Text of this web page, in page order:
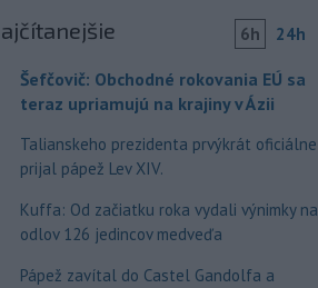
6h 24h
Šefčovič: Obchodné rokovania EÚ sa
teraz upriamujú na krajiny v Ázii
Talianskeho prezidenta prvýkrát oficiálne
prijal pápež Lev XIV.
Kuffa: Od začiatku roka vydali výnimky na
odlov 126 jedincov medveďa
Pápež zavítal do Castel Gandolfa a